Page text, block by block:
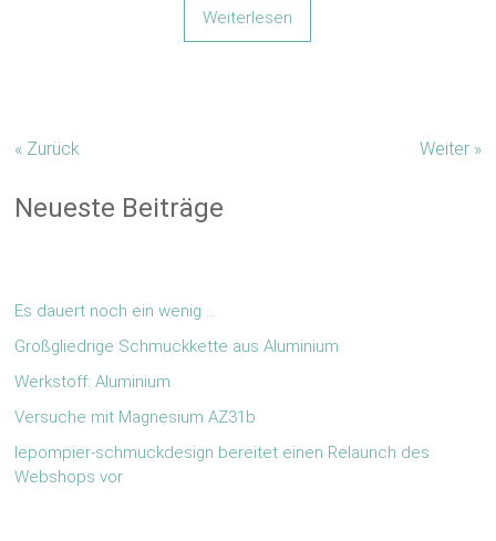
Weiterlesen
« Zurück Weiter »
Neueste Beiträge
Es dauert noch ein wenig …
Großgliedrige Schmuckkette aus Aluminium
Werkstoff: Aluminium
Versuche mit Magnesium AZ31b
lepompier-schmuckdesign bereitet einen Relaunch des
Webshops vor